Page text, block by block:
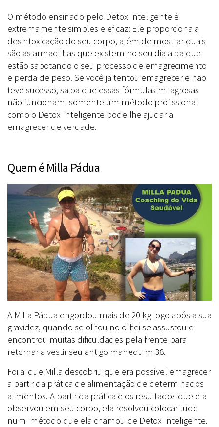
O método ensinado pelo Detox Inteligente é
extremamente simples e eficaz: Ele proporciona a
desintoxicação do seu corpo, além de mostrar quais
são as armadilhas que existem no seu dia a da que
estão sabotando o seu processo de emagrecimento
e perda de peso. Se você já tentou emagrecer e não
teve sucesso, saiba que essas fórmulas milagrosas
não funcionam: somente um método profissional
como o Detox Inteligente pode lhe ajudar a
emagrecer de verdade.
Quem é Milla Pádua
A Milla Pádua engordou mais de 20 kg logo após a sua
gravidez, quando se olhou no olhei se assustou e
encontrou muitas dificuldades pela frente para
retornar a vestir seu antigo manequim 38.
Foi ai que Milla descobriu que era possível emagrecer
a partir da prática de alimentação de determinados
alimentos. A partir da prática e os resultados que ela
observou em seu corpo, ela resolveu colocar tudo
num método que ela chamou de Detox Inteligente.